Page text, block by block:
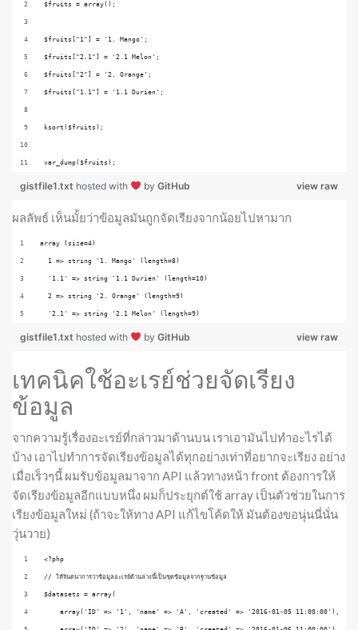
$fruits = array();
$fruits["1"] = '1. Mango';
$fruits["2.1"] = '2.1 Melon';
$fruits["2"] = '2. Orange';
$fruits["1.1"] = '1.1 Durien';
ksort($fruits);
var_dump($fruits);
view raw
gistfile1.txt hosted with by GitHub
ผลลัพธ์ เห็นมั้ยว่าข้อมูลมันถูกจัดเรียงจากน้อยไปหามาก
array (size=4)
  1 => string '1. Mango' (length=8)
  '1.1' => string '1.1 Durien' (length=10)
  2 => string '2. Orange' (length=9)
  '2.1' => string '2.1 Melon' (length=9)
view raw
gistfile1.txt hosted with by GitHub
เทคนิคใช้อะเรย์ช่วยจัดเรียง
ข้อมูล
จากความรู้เรื่องอะเรย์ที่กล่าวมาด้านบน เราเอามันไปทำอะไรได้
บ้าง เอาไปทำการจัดเรียงข้อมูลได้ทุกอย่างเท่าที่อยากจะเรียง อย่าง
เมื่อเร็วๆนี้ ผมรับข้อมูลมาจาก API แล้วทางหน้า front ต้องการให้
จัดเรียงข้อมูลอีกแบบหนึ่ง ผมก็ประยุกต์ใช้ array เป็นตัวช่วยในการ
เรียงข้อมูลใหม่ (ถ้าจะให้ทาง API แก้ไขโค้ดให้ มันต้องขอนุ่นนี่นั่น
วุ่นวาย)
<?php
// ให้จินตนาการว่าข้อมูลอะเรย์ด้านล่างนี้เป็นชุดข้อมูลจากฐานข้อมูล
$datasets = array(
    array('ID' => '1', 'name' => 'A', 'created' => '2016-01-05 11:00:00'),